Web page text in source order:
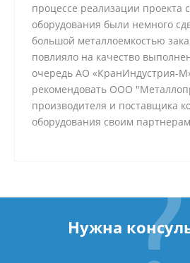
процессе реализации проекта
оборудования были немного
большой металлоемкостью
повлияло на качество
очередь АО «КранИндустрия-
рекомендовать ООО
производителя и поставщика
оборудования своим
Нужна